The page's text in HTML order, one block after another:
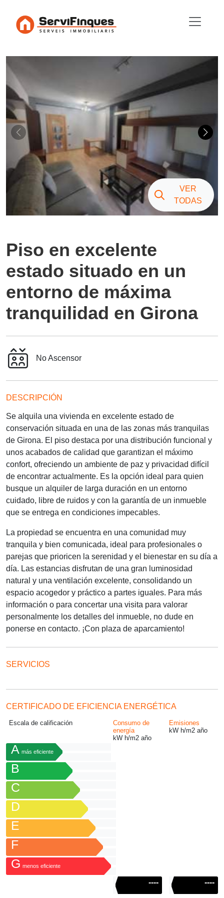
VER
TODAS
Piso en excelente
estado situado en un
entorno de máxima
tranquilidad en Girona
NoAscensor
DESCRIPCIÓN
Se alquila una vivienda en excelente estado de
conservación situada en una de las zonas más tranquilas
de Girona. El piso destaca por una distribución funcional y
unos acabados de calidad que garantizan el máximo
confort, ofreciendo un ambiente de paz y privacidad difícil
de encontrar actualmente. Es la opción ideal para quien
busque un alquiler de larga duración en un entorno
cuidado, libre de ruidos y con la garantía de un inmueble
que se entrega en condiciones impecables.
La propiedad se encuentra en una comunidad muy
tranquila y bien comunicada, ideal para profesionales o
parejas que prioricen la serenidad y el bienestar en su día a
día. Las estancias disfrutan de una gran luminosidad
natural y una ventilación excelente, consolidando un
espacio acogedor y práctico a partes iguales. Para más
información o para concertar una visita para valorar
personalmente los detalles del inmueble, no dude en
ponerse en contacto. ¡Con plaza de aparcamiento!
SERVICIOS
CERTIFICADO DE EFICIENCIA ENERGÉTICA
Escala de calificación
A más eficiente
B
C
D
E
F
G menos eficiente
Consumo de
energía
kW h/m2 año
----
Emisiones
kW h/m2 año
----